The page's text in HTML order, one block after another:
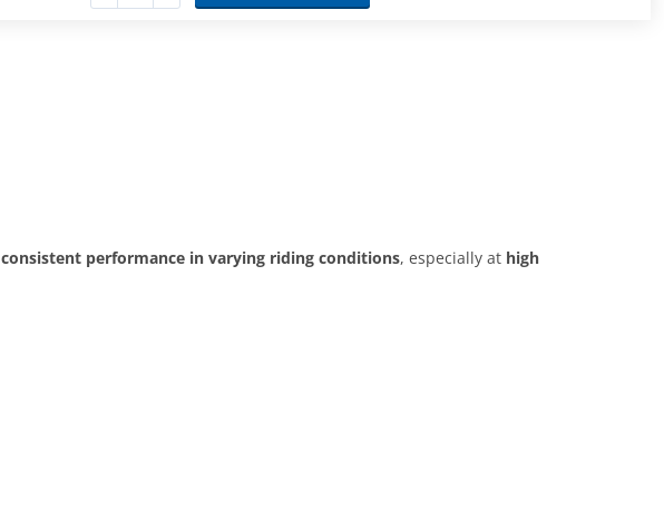
consistent performance in varying riding conditions, especially at high